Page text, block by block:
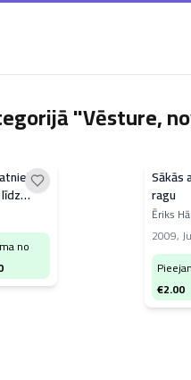
"Vēsture,
no
Sākās
ragu
Ēriks
2009,
€2.00